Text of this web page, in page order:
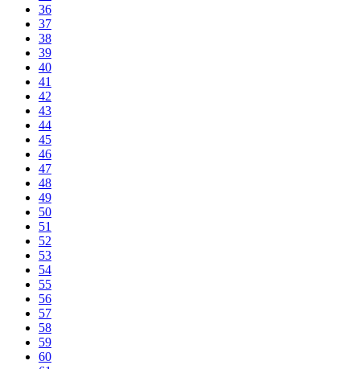
36
37
38
39
40
41
42
43
44
45
46
47
48
49
50
51
52
53
54
55
56
57
58
59
60